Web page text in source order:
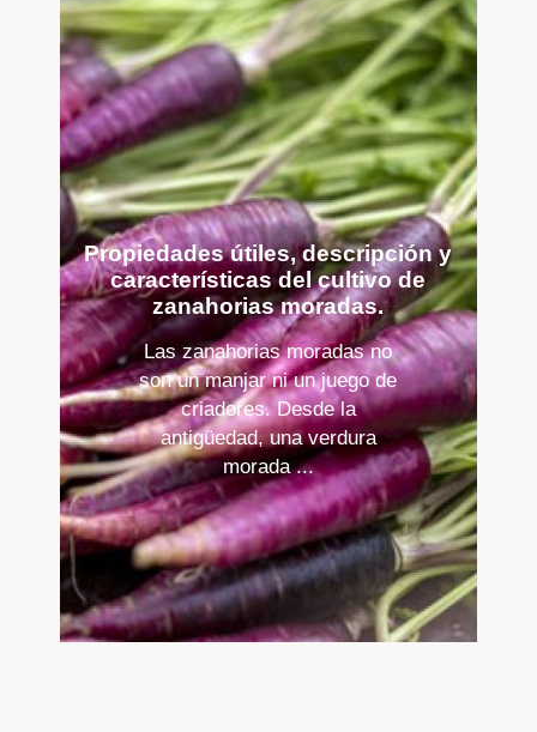
Propiedades útiles, descripción y
características del cultivo de
zanahorias moradas.
Las zanahorias moradas no
son un manjar ni un juego de
criadores. Desde la
antigüedad, una verdura
morada ...